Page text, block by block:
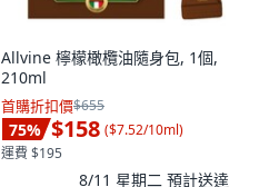
Allvine 檸檬橄欖油隨身包, 1個,
210ml
首購折扣價$655
75% $158 ($7.52/10ml)
運費 $195
8/11 星期二 預計送達